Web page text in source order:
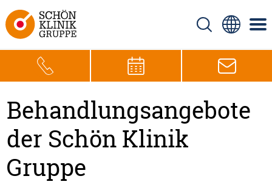
Behandlungsangebote
der Schön Klinik
Gruppe